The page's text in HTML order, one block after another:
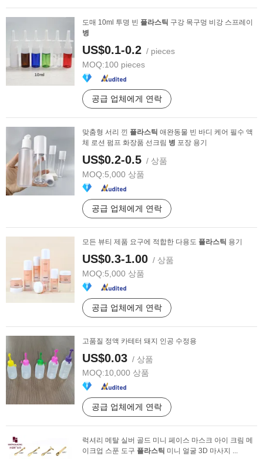
도매 10ml 투명 빈 플라스틱 구강 목구멍 비강 스프레이
병
US$0.1-0.2 / pieces
MOQ:100 pieces
공급 업체에게 연락
맞춤형 서리 낀 플라스틱 애완동물 빈 바디 케어 필수 액
체 로션 펌프 화장품 선크림 병 포장 용기
US$0.2-0.5 / 상품
MOQ:5,000 상품
공급 업체에게 연락
모든 뷰티 제품 요구에 적합한 다용도 플라스틱 용기
US$0.3-1.00 / 상품
MOQ:5,000 상품
공급 업체에게 연락
고품질 정액 카테터 돼지 인공 수정용
US$0.03 / 상품
MOQ:10,000 상품
공급 업체에게 연락
럭셔리 메탈 실버 골드 미니 페이스 마스크 아이 크림 메
이크업 스푼 도구 플라스틱 미니 얼굴 3D 마사지 ...